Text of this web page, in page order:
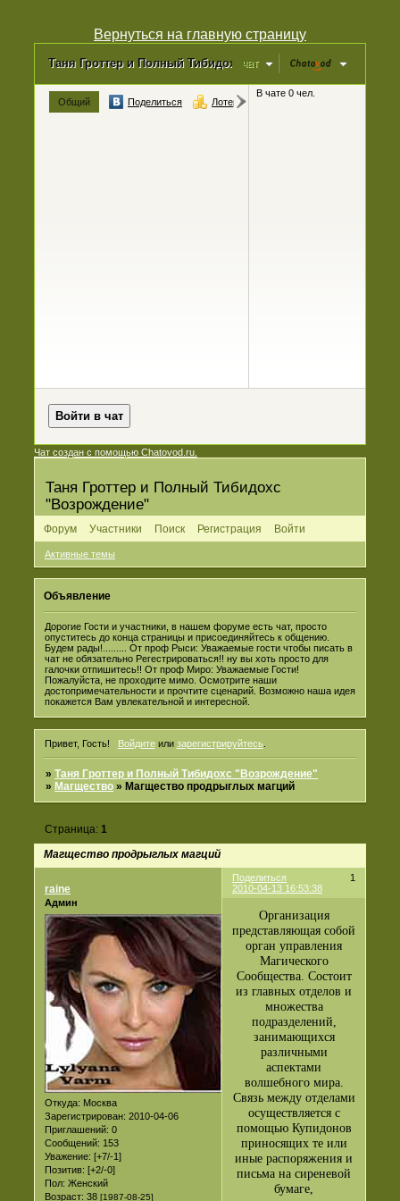
Вернуться на главную страницу
Чат создан с помощью Chatovod.ru.
Таня Гроттер и Полный Тибидохс
"Возрождение"
Форум Участники Поиск Регистрация Войти
Активные темы
Объявление
Дорогие Гости и участники, в нашем форуме есть чат, просто
опуститесь до конца страницы и присоединяйтесь к общению.
Будем рады!......... От проф Рыси: Уважаемые гости чтобы писать в
чат не обязательно Регестрироваться!! ну вы хоть просто для
галочки отпишитесь!! От проф Миро: Уважаемые Гости!
Пожалуйста, не проходите мимо. Осмотрите наши
достопримечательности и прочтите сценарий. Возможно наша идея
покажется Вам увлекательной и интересной.
Привет, Гость! Войдитеили зарегистрируйтесь.
»Таня Гроттер и Полный Тибидохс "Возрождение"
» Магщество » Магщество продрыглых магций
Магщество продрыглых магций
Страница:1
Поделиться
1
2010-04-13 16:53:38
raine
Админ
Откуда: Москва
Зарегистрирован: 2010-04-06
Приглашений: 0
Сообщений: 153
Уважение: [+7/-1]
Позитив: [+2/-0]
Пол: Женский
Возраст: 38 [1987-08-25]
Организация
представляющая собой
орган управления
Магического
Сообщества. Состоит
из главных отделов и
множества
подразделений,
занимающихся
различными
аспектами
волшебного мира.
Связь между отделами
осуществляется с
помощью Купидонов
приносящих те или
иные распоряжения и
письма на сиреневой
бумаге,